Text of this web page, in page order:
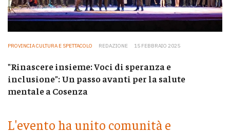
PROVINCIA CULTURA E SPETTACOLO REDAZIONE 15 FEBBRAIO 2025
"Rinascere insieme: Voci di speranza e
inclusione": Un passo avanti per la salute
mentale a Cosenza
L'evento ha unito comunità e